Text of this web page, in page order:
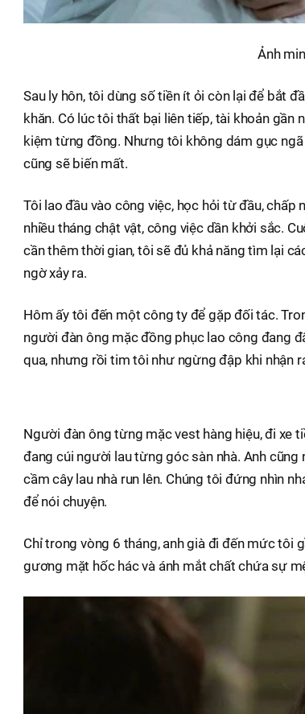
Ảnh
Sau ly hôn, tôi dùng số tiền ít ỏi còn lại để bắt
khăn. Có lúc tôi thất bại liên tiếp, tài khoản gần
kiệm từng đồng. Nhưng tôi không dám gục
cũng sẽ biến mất.
Tôi lao đầu vào công việc, học hỏi từ đầu,
nhiều tháng chật vật, công việc dần khởi sắc.
cần thêm thời gian, tôi sẽ đủ khả năng tìm lại
ngờ xảy ra.
Hôm ấy tôi đến một công ty để gặp đối tác.
người đàn ông mặc đồng phục lao công đang
qua, nhưng rồi tim tôi như ngừng đập khi nhận
Người đàn ông từng mặc vest hàng hiệu, đi xe
đang cúi người lau từng góc sàn nhà. Anh
cầm cây lau nhà run lên. Chúng tôi đứng nhìn
để nói chuyện.
Chỉ trong vòng 6 tháng, anh già đi đến mức tôi
gương mặt hốc hác và ánh mắt chất chứa sự